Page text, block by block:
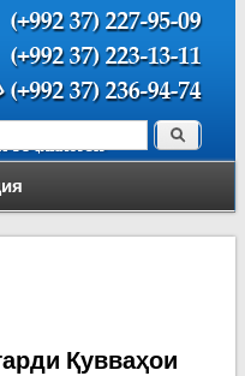
поиска Поиск
Қувваҳои